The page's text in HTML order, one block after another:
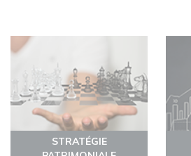
STRATÉGIE